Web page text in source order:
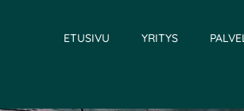
ETUSIVU YRITYS